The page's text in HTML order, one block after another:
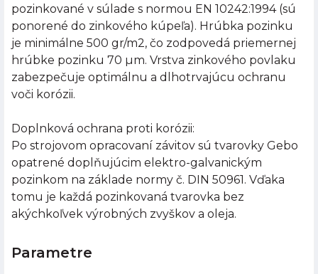
pozinkované v súlade s normou EN 10242:1994 (sú
ponorené do zinkového kúpeľa). Hrúbka pozinku
je minimálne 500 gr/m2, čo zodpovedá priemernej
hrúbke pozinku 70 µm. Vrstva zinkového povlaku
zabezpečuje optimálnu a dlhotrvajúcu ochranu
voči korózii.
Doplnková ochrana proti korózii:
Po strojovom opracovaní závitov sú tvarovky Gebo
opatrené doplňujúcim elektro-galvanickým
pozinkom na základe normy č. DIN 50961. Vďaka
tomu je každá pozinkovaná tvarovka bez
akýchkoľvek výrobných zvyškov a oleja.
Parametre